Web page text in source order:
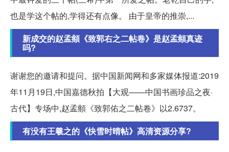
也是学这个帖的,学得还有点像。 由于皇帝的推崇,...
新成交的赵孟頫《致郭右之二帖卷》是赵孟頫真迹
吗?
谢谢您的邀请和提问。据中国新闻网和多家媒体报道:2019
年11月19日,中国嘉德秋拍【大观——中国书画珍品之夜·
古代】专场中,赵孟頫《致郭佑之二帖卷》以2.6737。
有没有王羲之的《快雪时晴帖》高清资源分享?